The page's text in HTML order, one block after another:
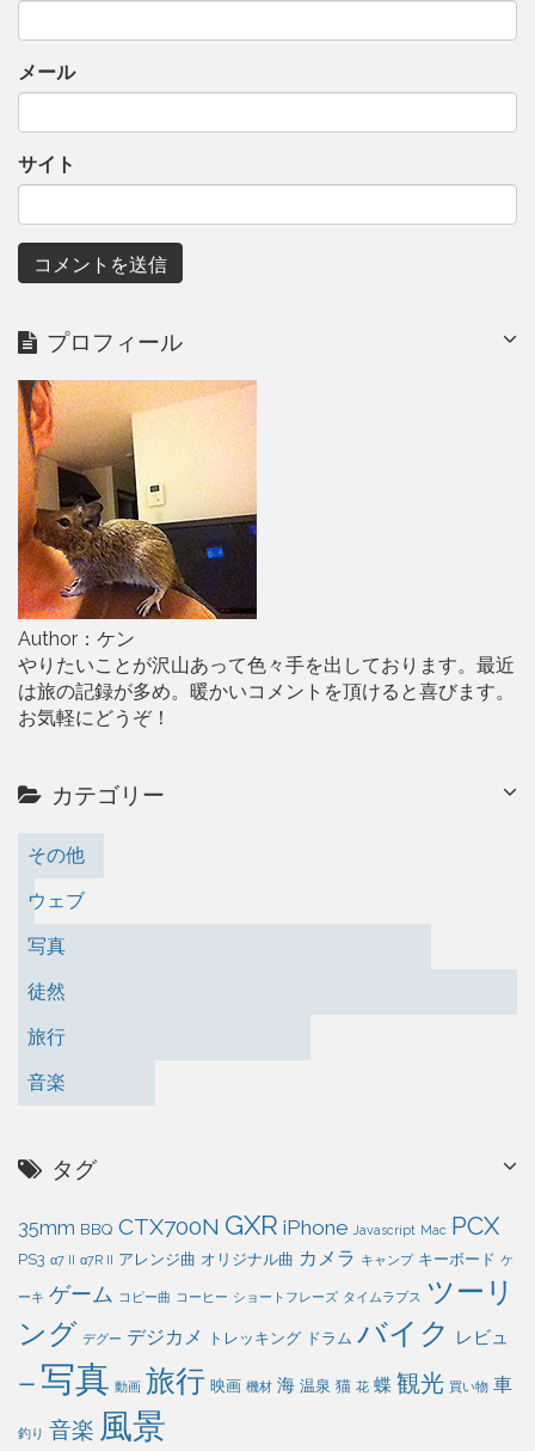
メール
サイト
プロフィール
Author：ケン
やりたいことが沢山あって色々手を出しております。最近
は旅の記録が多め。暖かいコメントを頂けると喜びます。
お気軽にどうぞ！
カテゴリー
その他
ウェブ
写真
徒然
旅行
音楽
タグ
35mm BBQ CTX700N GXR iPhone Javascript Mac PCX
PS3 α7 II α7R II アレンジ曲 オリジナル曲 カメラ キャンプ キーボード ケ
ーキ ゲーム コピー曲 コーヒー ショートフレーズ タイムラプス ツーリ
ング デグー デジカメ トレッキング ドラム バイク レビュ
ー 写真 動画 旅行 映画 機材 海 温泉 猫 花 蝶 観光 買い物 車
釣り 音楽 風景